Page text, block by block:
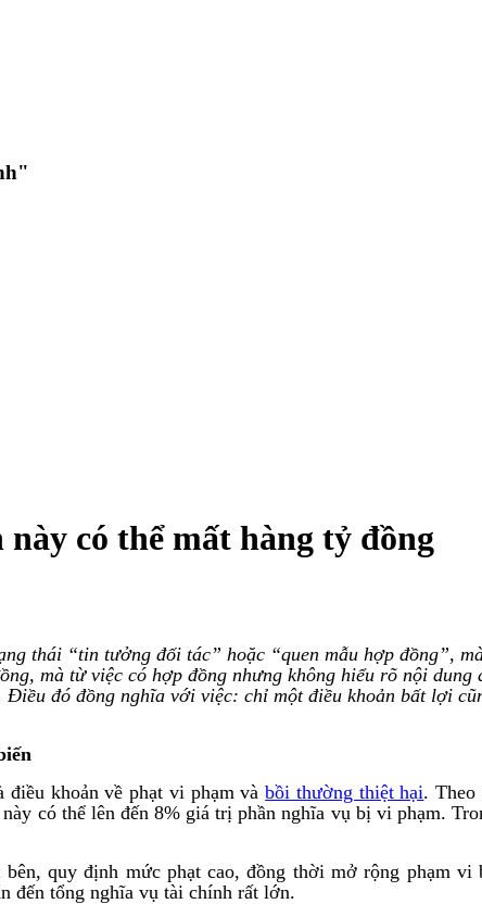
có thể mất hàng tỷ đồng
thái “tin tưởng đối tác” hoặc “quen mẫu hợp đồng”,
mà từ việc có hợp đồng nhưng không hiểu rõ nội
đó đồng nghĩa với việc: chỉ một điều khoản bất lợi
điều khoản về phạt vi phạm vàbồi thường thiệt hại. Theo
có thể lên đến 8% giá trị phần nghĩa vụ bị vi phạm.
quy định mức phạt cao, đồng thời mở rộng phạm
đến tổng nghĩa vụ tài chính rất lớn.